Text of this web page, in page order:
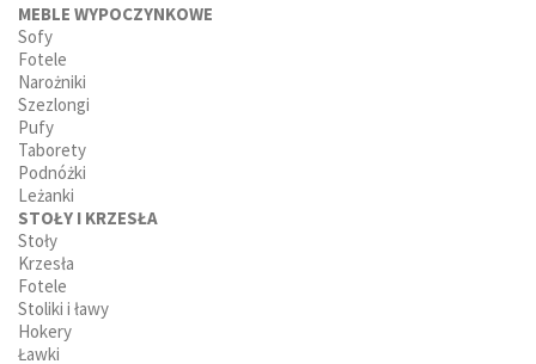
MEBLE WYPOCZYNKOWE
Sofy
Fotele
Narożniki
Szezlongi
Pufy
Taborety
Podnóżki
Leżanki
STOŁY I KRZESŁA
Stoły
Krzesła
Fotele
Stoliki i ławy
Hokery
Ławki